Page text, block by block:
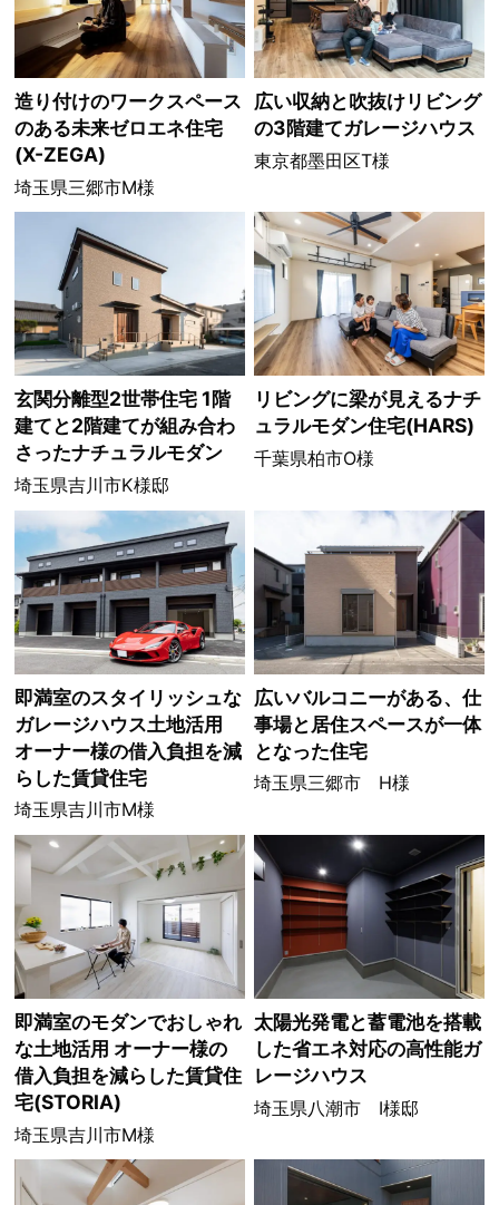
造り付けのワークスペース
のある未来ゼロエネ住宅
(X-ZEGA)
埼玉県三郷市M様
広い収納と吹抜けリビング
の3階建てガレージハウス
東京都墨田区T様
玄関分離型2世帯住宅 1階
建てと2階建てが組み合わ
さったナチュラルモダン
埼玉県吉川市K様邸
リビングに梁が見えるナチ
ュラルモダン住宅(HARS)
千葉県柏市O様
即満室のスタイリッシュな
ガレージハウス土地活用
オーナー様の借入負担を減
らした賃貸住宅
埼玉県吉川市M様
広いバルコニーがある、仕
事場と居住スペースが一体
となった住宅
埼玉県三郷市 H様
即満室のモダンでおしゃれ
な土地活用 オーナー様の
借入負担を減らした賃貸住
宅(STORIA)
埼玉県吉川市M様
太陽光発電と蓄電池を搭載
した省エネ対応の高性能ガ
レージハウス
埼玉県八潮市 I様邸